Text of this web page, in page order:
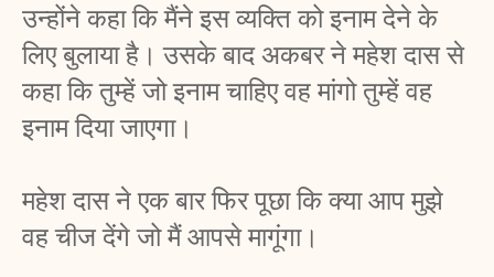
उन्होंने कहा कि मैंने इस व्यक्ति को इनाम देने के
लिए बुलाया है। उसके बाद अकबर ने महेश दास से
कहा कि तुम्हें जो इनाम चाहिए वह मांगो तुम्हें वह
इनाम दिया जाएगा।
महेश दास ने एक बार फिर पूछा कि क्या आप मुझे
वह चीज देंगे जो मैं आपसे मागूंगा।